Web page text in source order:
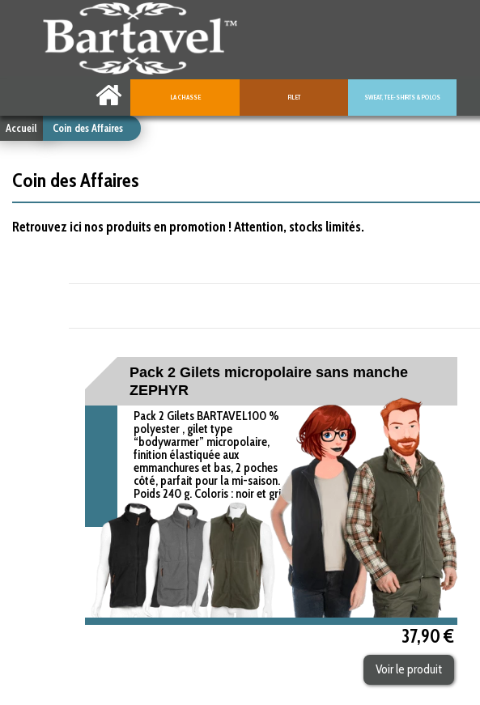
LA CHASSE FILET SWEAT, TEE-SHIRTS & POLOS
Accueil Coin des Affaires
Coin des Affaires
Retrouvez ici nos produits en promotion ! Attention, stocks limités.
Pack 2 Gilets micropolaire sans manche
ZEPHYR
Pack 2 Gilets BARTAVEL100 %
polyester , gilet type
“bodywarmer” micropolaire,
finition élastiquée aux
emmanchures et bas, 2 poches
côté, parfait pour la mi-saison.
Poids 240 g. Coloris : noir et gris
37,90 €
Voir le produit